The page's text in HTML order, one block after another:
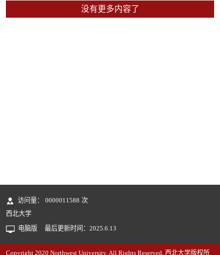
没有更多内容了
访问量： 0000011588 次
西北大学
电脑版
最后更新时间： 2025.6.13
Copyright 2020 Northwest University. All Rights Reserved. 西北大学版权所